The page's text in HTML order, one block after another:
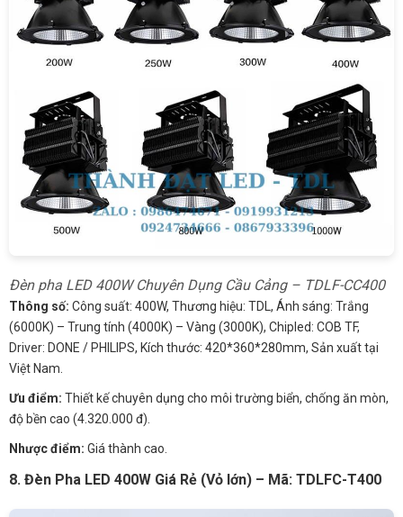
Đèn pha LED 400W Chuyên Dụng Cầu Cảng – TDLF-CC400
Thông số: Công suất: 400W, Thương hiệu: TDL, Ánh sáng: Trắng
(6000K) – Trung tính (4000K) – Vàng (3000K), Chipled: COB TF,
Driver: DONE / PHILIPS, Kích thước: 420*360*280mm, Sản xuất tại
Việt Nam.
Ưu điểm: Thiết kế chuyên dụng cho môi trường biển, chống ăn mòn,
độ bền cao (4.320.000 đ).
Nhược điểm: Giá thành cao.
8. Đèn Pha LED 400W Giá Rẻ (Vỏ lớn) – Mã: TDLFC-T400